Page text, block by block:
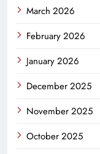
March 2026
February 2026
January 2026
December 2025
November 2025
October 2025